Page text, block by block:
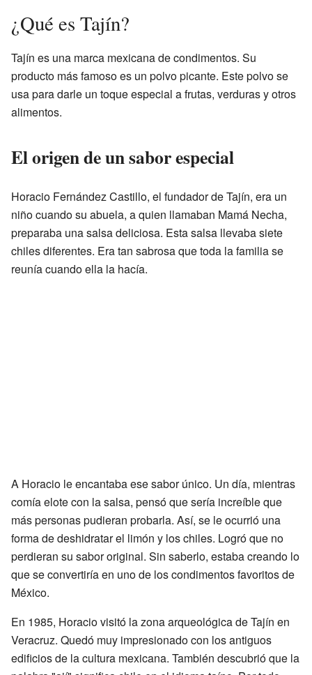
¿Qué es Tajín?
Tajín es una marca mexicana de condimentos. Su
producto más famoso es un polvo picante. Este polvo se
usa para darle un toque especial a frutas, verduras y otros
alimentos.
El origen de un sabor especial
Horacio Fernández Castillo, el fundador de Tajín, era un
niño cuando su abuela, a quien llamaban Mamá Necha,
preparaba una salsa deliciosa. Esta salsa llevaba siete
chiles diferentes. Era tan sabrosa que toda la familia se
reunía cuando ella la hacía.
A Horacio le encantaba ese sabor único. Un día, mientras
comía elote con la salsa, pensó que sería increíble que
más personas pudieran probarla. Así, se le ocurrió una
forma de deshidratar el limón y los chiles. Logró que no
perdieran su sabor original. Sin saberlo, estaba creando lo
que se convertiría en uno de los condimentos favoritos de
México.
En 1985, Horacio visitó la zona arqueológica de Tajín en
Veracruz. Quedó muy impresionado con los antiguos
edificios de la cultura mexicana. También descubrió que la